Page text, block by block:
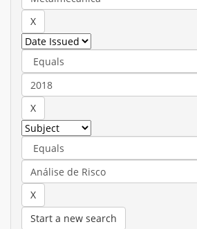
Start a new search